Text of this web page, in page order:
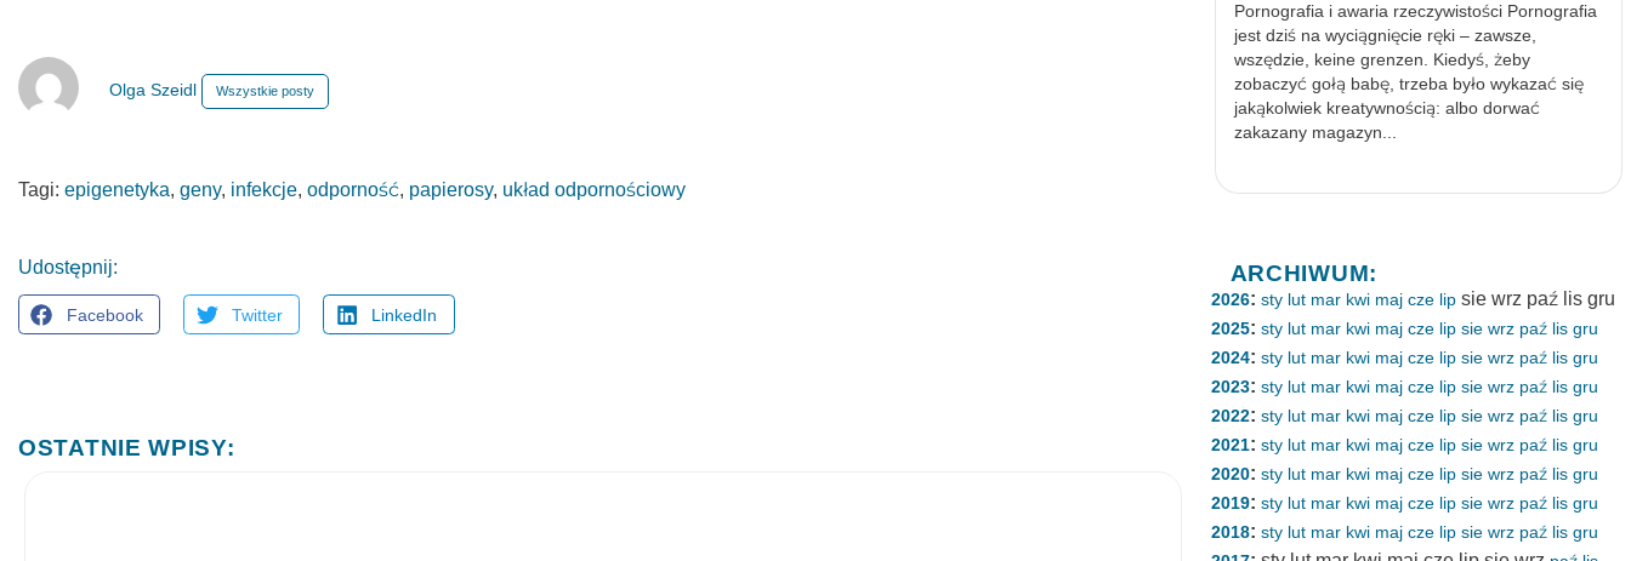
Olga Szeidl Wszystkie posty
Tagi: epigenetyka, geny, infekcje, odporność, papierosy, układ odpornościowy
Udostępnij:
Facebook Twitter LinkedIn
OSTATNIE WPISY:
Pornografia i awaria rzeczywistości Pornografia
jest dziś na wyciągnięcie ręki – zawsze,
wszędzie, keine grenzen. Kiedyś, żeby
zobaczyć gołą babę, trzeba było wykazać się
jakąkolwiek kreatywnością: albo dorwać
zakazany magazyn...
ARCHIWUM:
2026: sty lut mar kwi maj cze lip sie wrz paź lis gru
2025: sty lut mar kwi maj cze lip sie wrz paź lis gru
2024: sty lut mar kwi maj cze lip sie wrz paź lis gru
2023: sty lut mar kwi maj cze lip sie wrz paź lis gru
2022: sty lut mar kwi maj cze lip sie wrz paź lis gru
2021: sty lut mar kwi maj cze lip sie wrz paź lis gru
2020: sty lut mar kwi maj cze lip sie wrz paź lis gru
2019: sty lut mar kwi maj cze lip sie wrz paź lis gru
2018: sty lut mar kwi maj cze lip sie wrz paź lis gru